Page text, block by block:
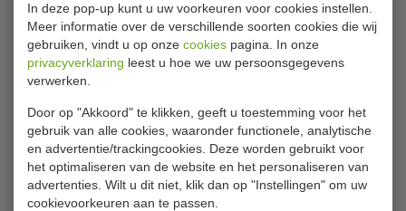
In deze pop-up kunt u uw voorkeuren voor cookies instellen.
Meer informatie over de verschillende soorten cookies die wij
gebruiken, vindt u op onze cookies pagina. In onze
privacyverklaring leest u hoe we uw persoonsgegevens
verwerken.
Door op "Akkoord" te klikken, geeft u toestemming voor het
gebruik van alle cookies, waaronder functionele, analytische
en advertentie/trackingcookies. Deze worden gebruikt voor
het optimaliseren van de website en het personaliseren van
advertenties. Wilt u dit niet, klik dan op "Instellingen" om uw
cookievoorkeuren aan te passen.
Merk Olympia Kiln
Verpakkingseenheid 4 stuks
Materiaal Porselein
Afgewerkt met een reactief glazuur
De randen zijn handbeschilderd
Elk product heeft een unieke afwerking
Vaatwasmachinebestendig
Met Olympia's levenslange garantie op chippen van de
rand
Specificaties
Model
GACP171
Aantal
Kleur
Blauw
Materiaal
Porselein
Gewicht
620 Gram